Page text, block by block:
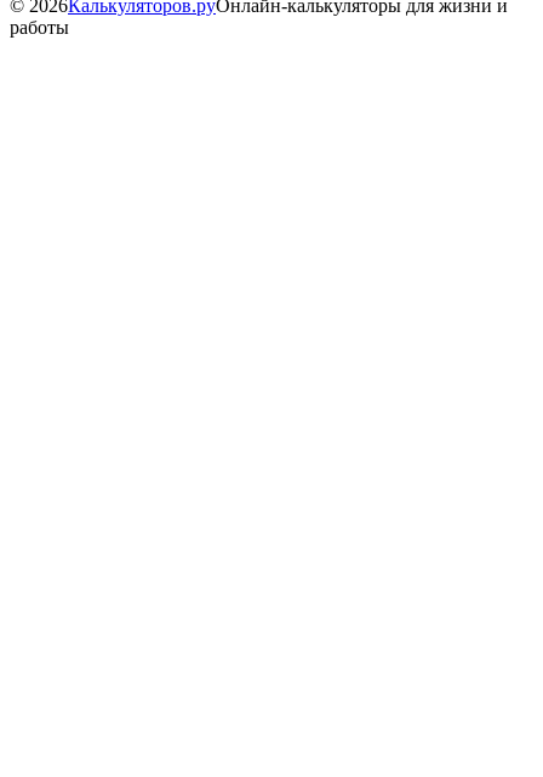
© 2026Калькуляторов.руОнлайн-калькуляторы для жизни и
работы